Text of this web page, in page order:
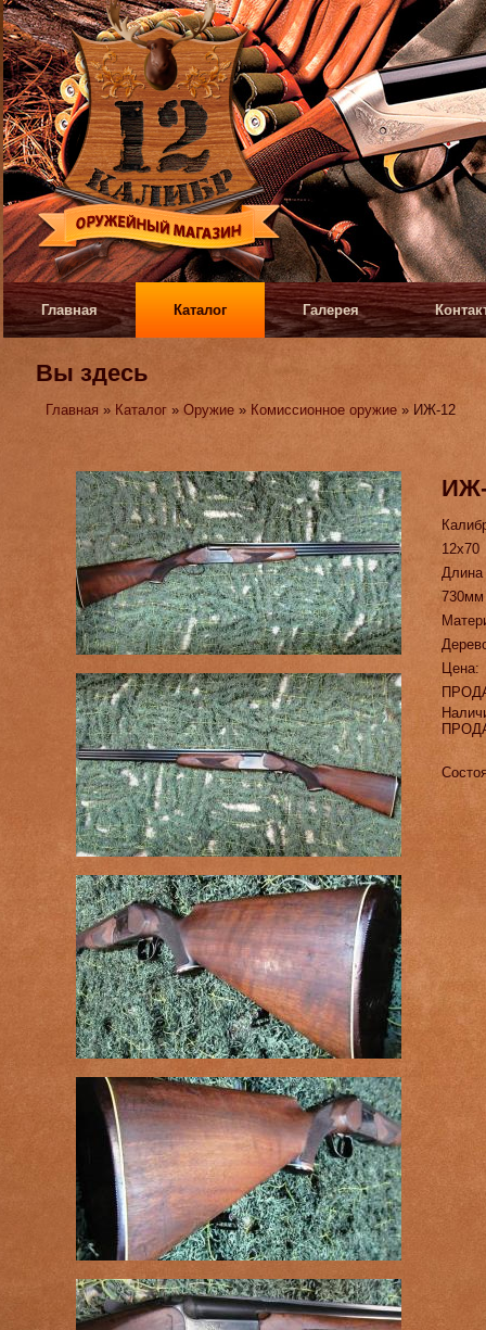
Главная Каталог Галерея
Вы здесь
Главная » Каталог »Оружие » Комиссионное оружие » ИЖ-12
12х70
730мм
Цена: